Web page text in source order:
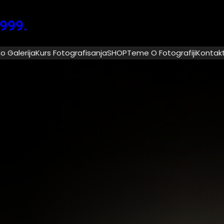
GalerijaKurs FotografisanjaSHOPTeme O Fotografiji